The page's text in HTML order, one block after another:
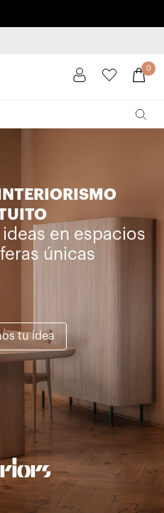
0
en espacios
únicas
tu idea